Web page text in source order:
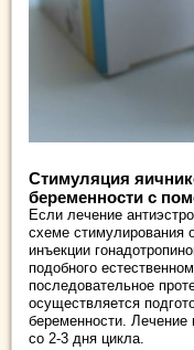
Стимуляция
беременности с
Если лечение
схеме стимулирования
инъекции
подобного
последовательное
осуществляется
беременности. Лечение
со 2-3 дня цикла.